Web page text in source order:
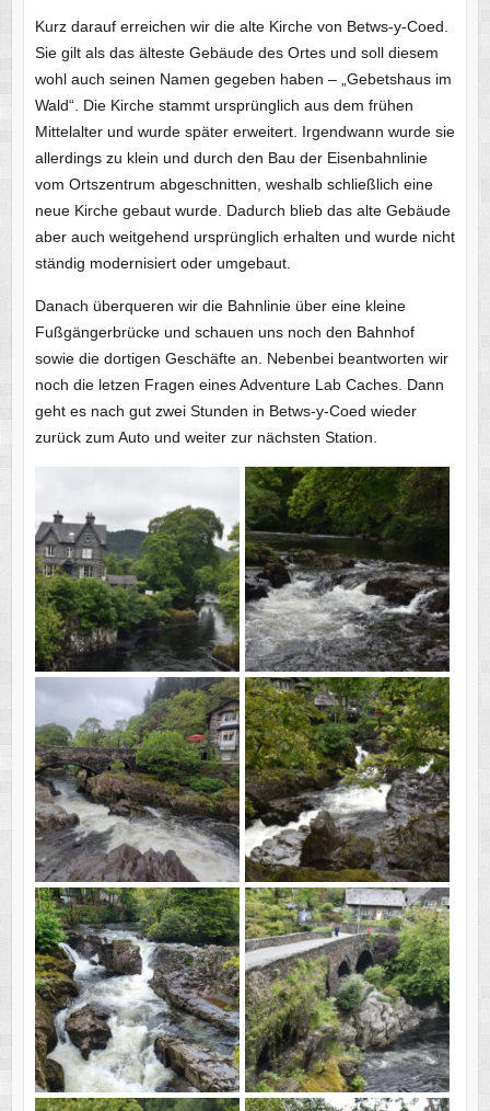
Kurz darauf erreichen wir die alte Kirche von Betws-y-Coed.
Sie gilt als das älteste Gebäude des Ortes und soll diesem
wohl auch seinen Namen gegeben haben – „Gebetshaus im
Wald“. Die Kirche stammt ursprünglich aus dem frühen
Mittelalter und wurde später erweitert. Irgendwann wurde sie
allerdings zu klein und durch den Bau der Eisenbahnlinie
vom Ortszentrum abgeschnitten, weshalb schließlich eine
neue Kirche gebaut wurde. Dadurch blieb das alte Gebäude
aber auch weitgehend ursprünglich erhalten und wurde nicht
ständig modernisiert oder umgebaut.
Danach überqueren wir die Bahnlinie über eine kleine
Fußgängerbrücke und schauen uns noch den Bahnhof
sowie die dortigen Geschäfte an. Nebenbei beantworten wir
noch die letzen Fragen eines Adventure Lab Caches. Dann
geht es nach gut zwei Stunden in Betws-y-Coed wieder
zurück zum Auto und weiter zur nächsten Station.